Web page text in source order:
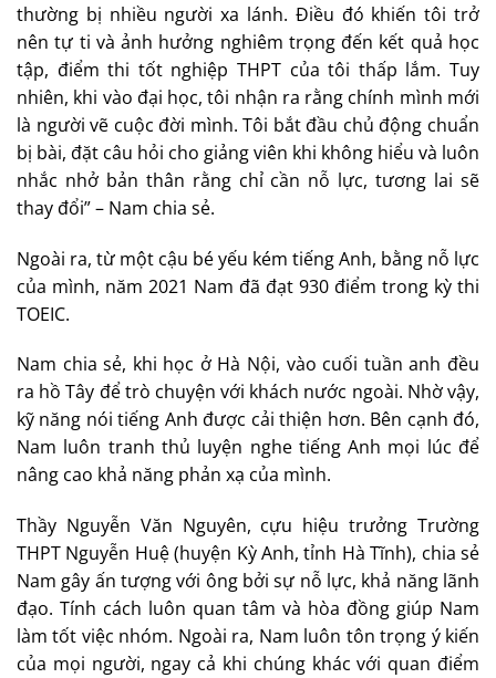
thường bị nhiều người xa lánh. Điều đó khiến tôi trở
nên tự ti và ảnh hưởng nghiêm trọng đến kết quả học
tập, điểm thi tốt nghiệp THPT của tôi thấp lắm. Tuy
nhiên, khi vào đại học, tôi nhận ra rằng chính mình mới
là người vẽ cuộc đời mình. Tôi bắt đầu chủ động chuẩn
bị bài, đặt câu hỏi cho giảng viên khi không hiểu và luôn
nhắc nhở bản thân rằng chỉ cần nỗ lực, tương lai sẽ
thay đổi” – Nam chia sẻ.
Ngoài ra, từ một cậu bé yếu kém tiếng Anh, bằng nỗ lực
của mình, năm 2021 Nam đã đạt 930 điểm trong kỳ thi
TOEIC.
Nam chia sẻ, khi học ở Hà Nội, vào cuối tuần anh đều
ra hồ Tây để trò chuyện với khách nước ngoài. Nhờ vậy,
kỹ năng nói tiếng Anh được cải thiện hơn. Bên cạnh đó,
Nam luôn tranh thủ luyện nghe tiếng Anh mọi lúc để
nâng cao khả năng phản xạ của mình.
Thầy Nguyễn Văn Nguyên, cựu hiệu trưởng Trường
THPT Nguyễn Huệ (huyện Kỳ Anh, tỉnh Hà Tĩnh), chia sẻ
Nam gây ấn tượng với ông bởi sự nỗ lực, khả năng lãnh
đạo. Tính cách luôn quan tâm và hòa đồng giúp Nam
làm tốt việc nhóm. Ngoài ra, Nam luôn tôn trọng ý kiến
của mọi người, ngay cả khi chúng khác với quan điểm